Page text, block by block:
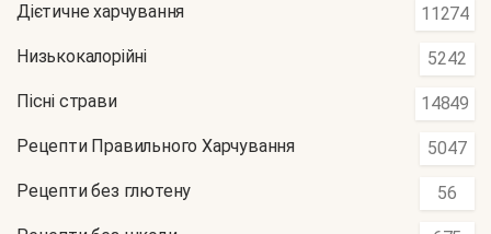
Дієтичне харчування 11274
Низькокалорійні 5242
Пісні страви 14849
Рецепти Правильного Харчування 5047
Рецепти без глютену 56